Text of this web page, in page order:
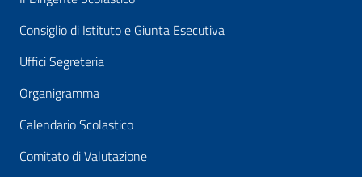
Consiglio di Istituto e Giunta Esecutiva
Uffici Segreteria
Organigramma
Calendario Scolastico
Comitato di Valutazione